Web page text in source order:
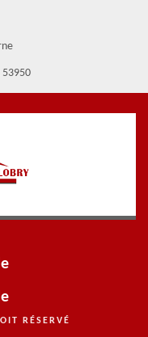
53950
RÉSERVÉ